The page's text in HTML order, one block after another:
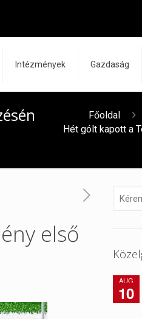
Intézmények Gazdaság
Főoldal
Hét gólt kapott a
első
AUG
10